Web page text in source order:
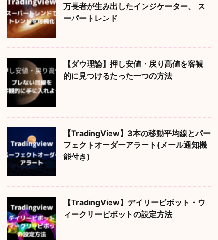
万長者が生み出したインジケーター、 ス
ーパートレンド
【ダウ理論】押し安値・戻り高値を客観
的に見つけるたった一つの方法
【TradingView】3本の移動平均線とパー
フェクトオーダーアラート(メール通知機
能付き)
【TradingView】デイリーピボット・ウ
ィークリーピボットの設定方法